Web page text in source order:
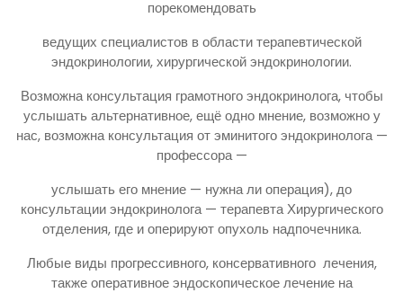
порекомендовать
ведущих специалистов в области терапевтической
эндокринологии, хирургической эндокринологии.
Возможна консультация грамотного эндокринолога, чтобы
услышать альтернативное, ещё одно мнение, возможно у
нас, возможна консультация от эминитого эндокринолога —
профессора —
услышать его мнение — нужна ли операция), до
консультации эндокринолога — терапевта Хирургического
отделения, где и оперируют опухоль надпочечника.
Любые виды прогрессивного, консервативного лечения,
также оперативное эндоскопическое лечение на